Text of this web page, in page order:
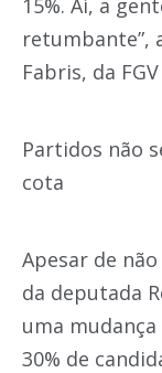
15%. Aí, a
retumbante”,
Fabris, da
Partidos não
cota
Apesar de
da deputada
uma
30% de